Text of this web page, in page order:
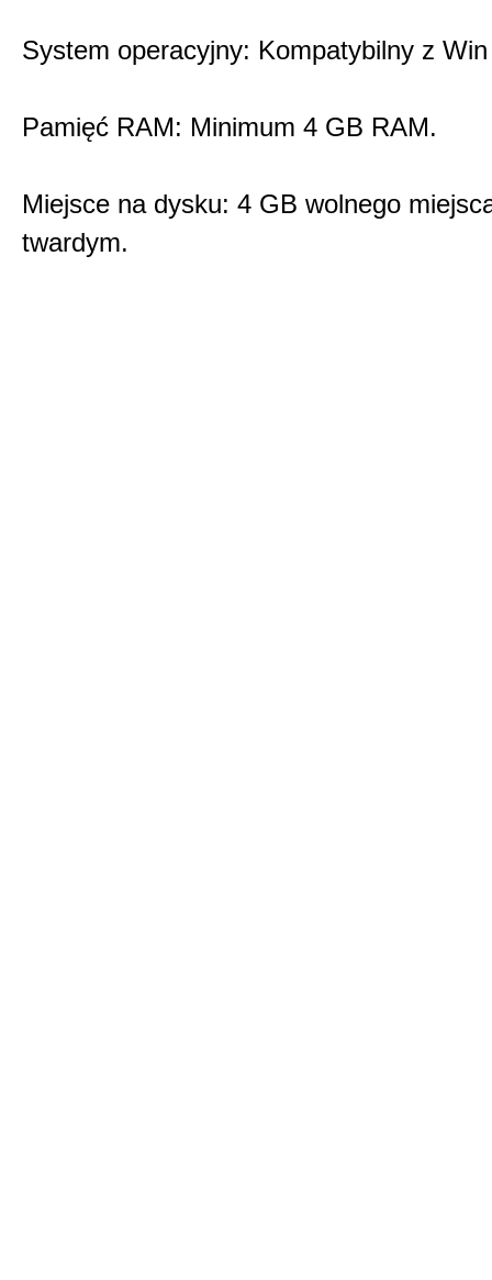
System operacyjny: Kompatybilny z
Pamięć RAM: Minimum 4 GB RAM.
Miejsce na dysku: 4 GB wolnego
twardym.